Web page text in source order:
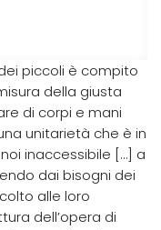
piccoli è compito
della giusta
di corpi e mani
unitarietà che è in
inaccessibile […] a
dai bisogni dei
alle loro
dell’opera di